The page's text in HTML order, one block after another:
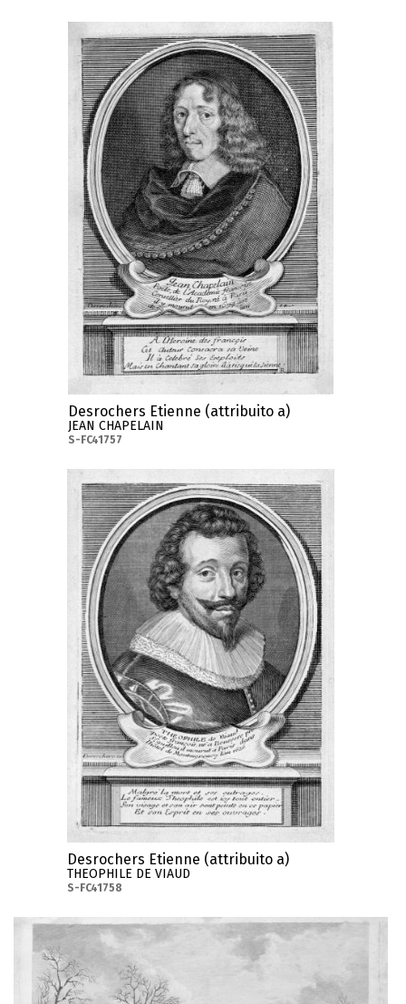
Desrochers Etienne (attribuito a)
JEAN CHAPELAIN
S-FC41757
Desrochers Etienne (attribuito a)
THEOPHILE DE VIAUD
S-FC41758